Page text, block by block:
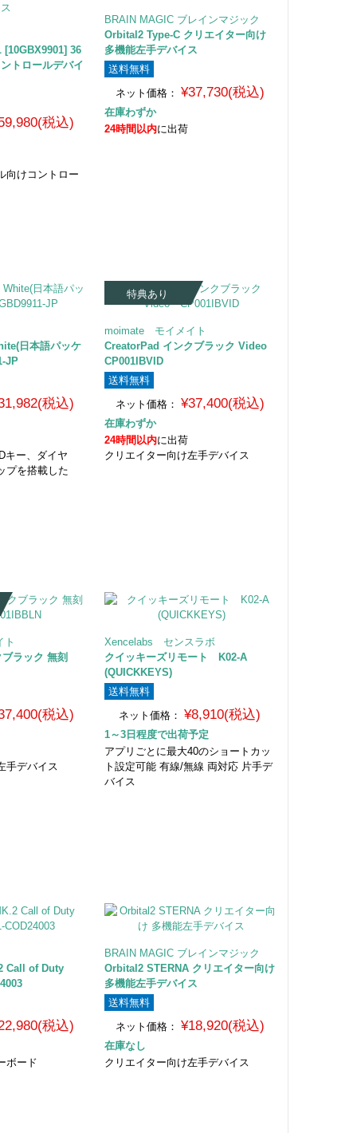
36
トロールデバイ
税込)
向けコントロー
BRAIN MAGIC ブレインマジック
Orbital2 Type-C クリエイター向け
多機能左手デバイス
送料無料
ネット価格： ¥37,730(税込)
在庫わずか
24時間以内に出荷
日本語パッケ
JP
税込)
キー、ダイヤ
プを搭載した
特典あり
moimate モイメイト
CreatorPad インクブラック Video
CP001IBVID
送料無料
ネット価格： ¥37,400(税込)
在庫わずか
24時間以内に出荷
クリエイター向け左手デバイス
ト
ラック 無刻
税込)
手デバイス
Xencelabs センスラボ
クイッキーズリモート K02-A
(QUICKKEYS)
送料無料
ネット価格：
¥8,910(税込)
1～3日程度で出荷予定
アプリごとに最大40のショートカッ
ト設定可能 有線/無線 両対応 片手デ
バイス
Call of Duty
税込)
ボード
BRAIN MAGIC ブレインマジック
Orbital2 STERNA クリエイター向け
多機能左手デバイス
送料無料
ネット価格： ¥18,920(税込)
在庫なし
クリエイター向け左手デバイス